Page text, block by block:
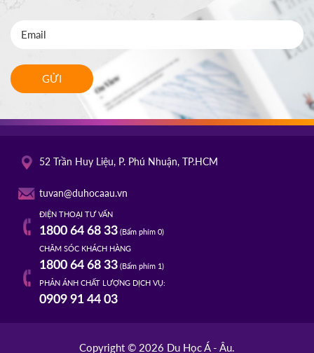
GỬI
52 Trần Huy Liệu, P. Phú Nhuận, TP.HCM
tuvan@duhocaau.vn
ĐIỆN THOẠI TƯ VẤN
1800 64 68 33(Bấm phím 0)
CHĂM SÓC KHÁCH HÀNG
1800 64 68 33(Bấm phím 1)
PHẢN ÁNH CHẤT LƯỢNG DỊCH VỤ:
0909 91 44 03
Copyright © 2026 Du Học Á - Âu.